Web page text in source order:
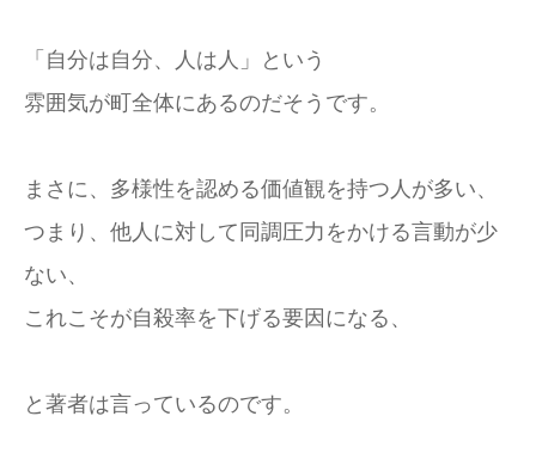
「自分は自分、人は人」という
雰囲気が町全体にあるのだそうです。
まさに、多様性を認める価値観を持つ人が多い、
つまり、他人に対して同調圧力をかける言動が少
ない、
これこそが自殺率を下げる要因になる、
と著者は言っているのです。